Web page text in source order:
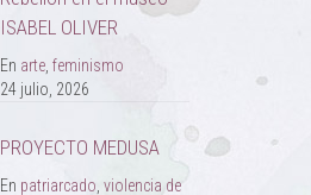
ISABEL OLIVER
En arte,feminismo
24 julio, 2026
PROYECTO MEDUSA
En patriarcado ,violencia de